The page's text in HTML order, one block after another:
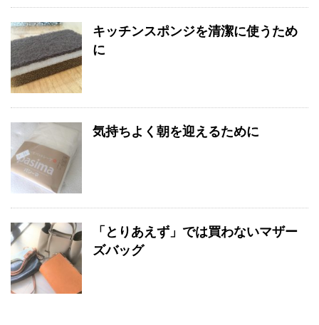
キッチンスポンジを清潔に使うため
に
気持ちよく朝を迎えるために
「とりあえず」では買わないマザー
ズバッグ